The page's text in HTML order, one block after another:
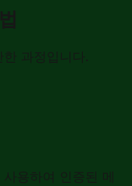
과정입니다.
용하여 인증된 메